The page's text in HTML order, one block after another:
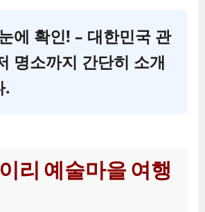
에 확인! – 대한민국 관
명소까지 간단히 소개
.
리 예술마을 여행